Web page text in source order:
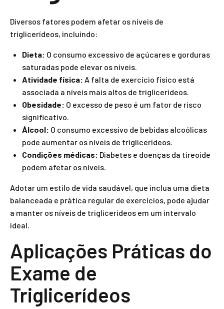
Diversos fatores podem afetar os níveis de
triglicerídeos, incluindo:
Dieta: O consumo excessivo de açúcares e gorduras
saturadas pode elevar os níveis.
Atividade física: A falta de exercício físico está
associada a níveis mais altos de triglicerídeos.
Obesidade: O excesso de peso é um fator de risco
significativo.
Álcool: O consumo excessivo de bebidas alcoólicas
pode aumentar os níveis de triglicerídeos.
Condições médicas: Diabetes e doenças da tireoide
podem afetar os níveis.
Adotar um estilo de vida saudável, que inclua uma dieta
balanceada e prática regular de exercícios, pode ajudar
a manter os níveis de triglicerídeos em um intervalo
ideal.
Aplicações Práticas do
Exame de
Triglicerídeos